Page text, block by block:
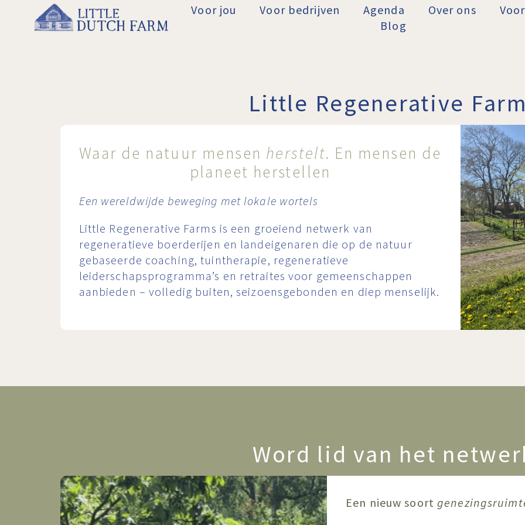
Voor jou Voor bedrijven Agenda Over ons
Blog
Little Regenerative
Waar de natuur mensen herstelt. En mensen de
planeet herstellen
Een wereldwijde beweging met lokale wortels
Little Regenerative Farms is een groeiend netwerk van
regeneratieve boerderijen en landeigenaren die op de natuur
gebaseerde coaching, tuintherapie, regeneratieve
leiderschapsprogramma’s en retraites voor gemeenschappen
aanbieden – volledig buiten, seizoensgebonden en diep menselijk.
Word lid van het
Een nieuw soort